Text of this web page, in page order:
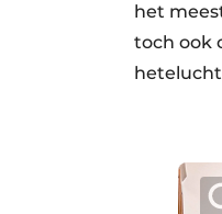
het
toch ook